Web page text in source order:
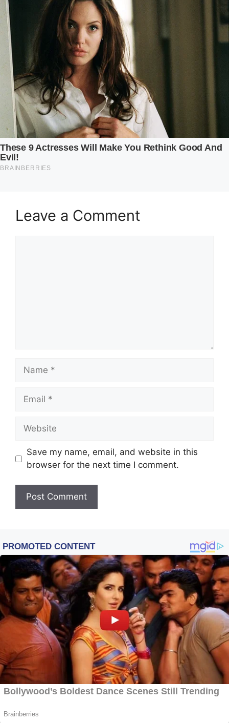
Leave a Comment
Name
Email
Website
Save my name, email, and website in this
browser for the next time I comment.